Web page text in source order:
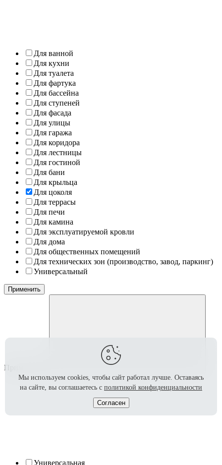
Для ванной
Для кухни
Для туалета
Для фартука
Для бассейна
Для ступеней
Для фасада
Для улицы
Для гаража
Для коридора
Для лестницы
Для гостиной
Для бани
Для крыльца
Для цоколя
Для террасы
Для печи
Для камина
Для эксплуатируемой кровли
Для дома
Для общественных помещений
Для технических зон (производство, завод, паркинг)
Универсальный
Применить
Применение
Универсальная
Мы используем cookies, чтобы сайт работал лучше. Оставаясь
на сайте, вы соглашаетесь с политикой конфиденциальности
Согласен